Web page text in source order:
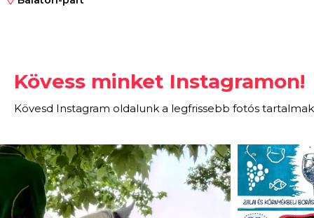
Kövess minket Instagramon!
Kövesd Instagram oldalunk a legfrissebb fotós